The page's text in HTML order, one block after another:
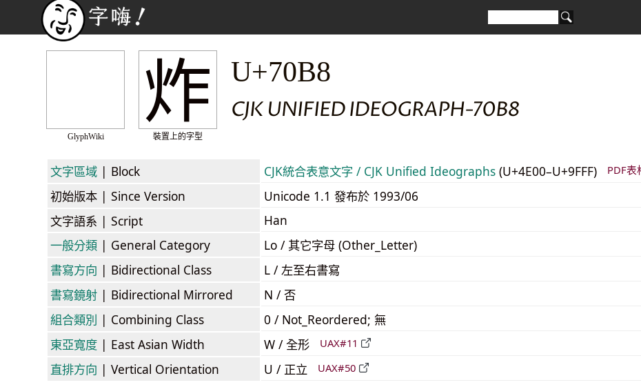
GlyphWiki
炸
裝置上的字型
U+70B8
CJK UNIFIED IDEOGRAPH-70B8
文字區域 | Block CJK統合表意文字 / CJK Unified Ideographs (U+4E00–U+9FFF) PDF表
初始版本 | Since Version
Unicode 1.1 發布於 1993/06
文字語系 | Script
Han
一般分類 | General Category
Lo / 其它字母 (Other_Letter)
書寫方向 | Bidirectional Class
L / 左至右書寫
書寫鏡射 | Bidirectional Mirrored
N / 否
組合類別 | Combining Class
0 / Not_Reordered; 無
東亞寬度 | East Asian Width W / 全形 UAX#11
直排方向 | Vertical Orientation U / 正立 UAX#50